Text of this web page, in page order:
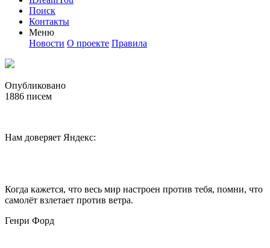
Поиск
Контакты
Меню
Новости О проекте Правила
Опубликовано
1886 писем
Нам доверяет Яндекс:
Когда кажется, что весь мир настроен против тебя, помни, что
самолёт взлетает против ветра.
Генри Форд